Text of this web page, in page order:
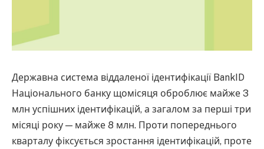
Державна система віддаленої ідентифікації BankID
Національного банку щомісяця оброблює майже 3
млн успішних ідентифікацій, а загалом за перші три
місяці року — майже 8 млн. Проти попереднього
кварталу фіксується зростання ідентифікацій, проте